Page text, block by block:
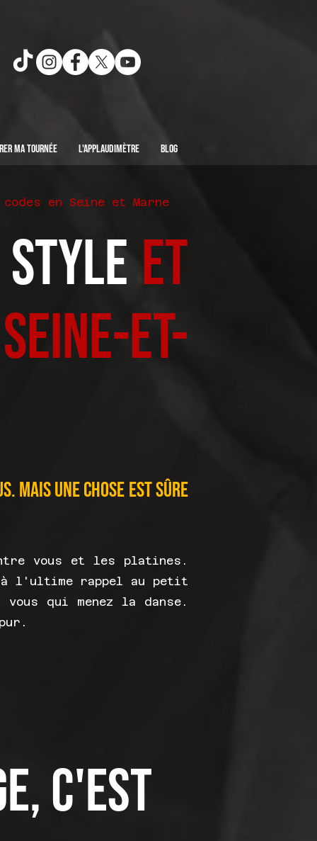
ma Tournée L'Applaudimètre Blog
en Seine et Marne
Styleet
et-
Mais une chose est sûre
vous et les platines.
à l'ultime rappel au petit
qui menez la danse.
c'est